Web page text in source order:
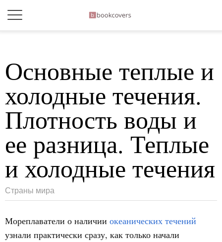
Основные теплые и
холодные течения.
Плотность воды и
ее разница. Теплые
и холодные течения
Страны мира
Мореплаватели о наличии океанических течений
узнали практически сразу, как только начали